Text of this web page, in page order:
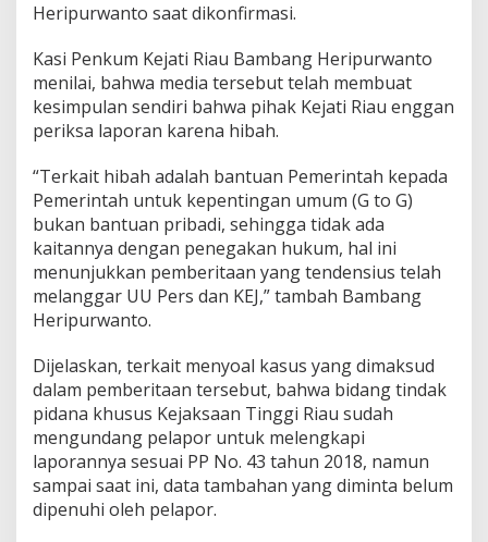
u
Heripurwanto saat dikonfirmasi.
Kasi Penkum Kejati Riau Bambang Heripurwanto
menilai, bahwa media tersebut telah membuat
kesimpulan sendiri bahwa pihak Kejati Riau enggan
periksa laporan karena hibah.
“Terkait hibah adalah bantuan Pemerintah kepada
Pemerintah untuk kepentingan umum (G to G)
bukan bantuan pribadi, sehingga tidak ada
kaitannya dengan penegakan hukum, hal ini
menunjukkan pemberitaan yang tendensius telah
melanggar UU Pers dan KEJ,” tambah Bambang
Heripurwanto.
Dijelaskan, terkait menyoal kasus yang dimaksud
dalam pemberitaan tersebut, bahwa bidang tindak
pidana khusus Kejaksaan Tinggi Riau sudah
mengundang pelapor untuk melengkapi
laporannya sesuai PP No. 43 tahun 2018, namun
sampai saat ini, data tambahan yang diminta belum
dipenuhi oleh pelapor.